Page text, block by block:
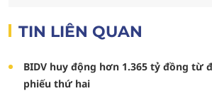
TIN LIÊN QUAN
BIDV huy động hơn 1.365 tỷ đồng từ
phiếu thứ hai